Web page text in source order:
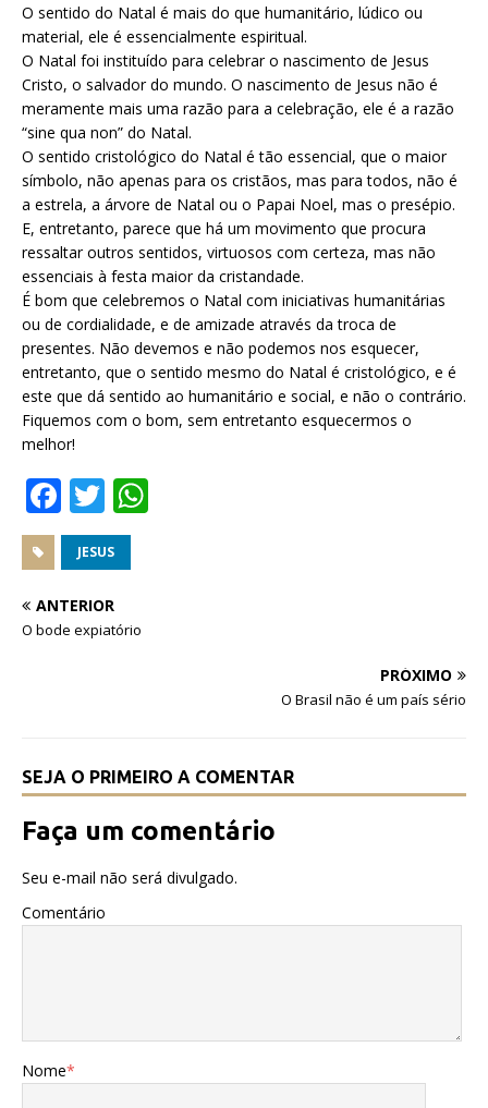
O sentido do Natal é mais do que humanitário, lúdico ou
material, ele é essencialmente espiritual.
O Natal foi instituído para celebrar o nascimento de Jesus
Cristo, o salvador do mundo. O nascimento de Jesus não é
meramente mais uma razão para a celebração, ele é a razão
“sine qua non” do Natal.
O sentido cristológico do Natal é tão essencial, que o maior
símbolo, não apenas para os cristãos, mas para todos, não é
a estrela, a árvore de Natal ou o Papai Noel, mas o presépio.
E, entretanto, parece que há um movimento que procura
ressaltar outros sentidos, virtuosos com certeza, mas não
essenciais à festa maior da cristandade.
É bom que celebremos o Natal com iniciativas humanitárias
ou de cordialidade, e de amizade através da troca de
presentes. Não devemos e não podemos nos esquecer,
entretanto, que o sentido mesmo do Natal é cristológico, e é
este que dá sentido ao humanitário e social, e não o contrário.
Fiquemos com o bom, sem entretanto esquecermos o
melhor!
F
a
c
e
b
T
w
it
te
r
JESUS
ANTERIOR
O bode expiatório
PRÓXIMO
O Brasil não é um país sério
SEJA O PRIMEIRO A COMENTAR
Faça um comentário
Seu e-mail não será divulgado.
Comentário
Nome*